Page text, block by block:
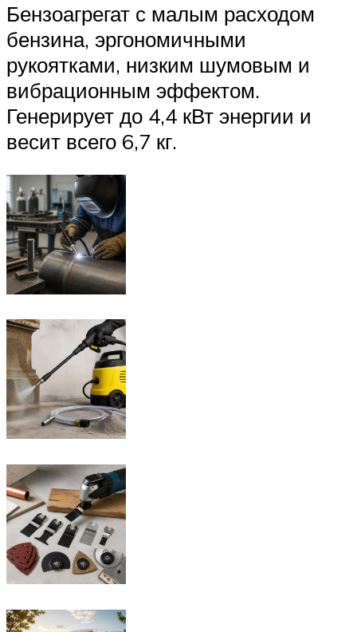
Бензоагрегат с малым расходом
бензина, эргономичными
рукоятками, низким шумовым и
вибрационным эффектом.
Генерирует до 4,4 кВт энергии и
весит всего 6,7 кг.